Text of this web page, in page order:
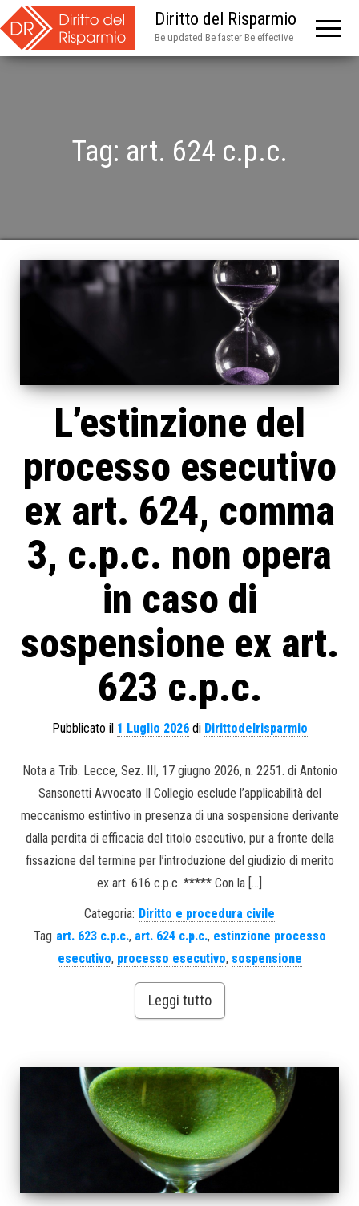
Diritto del Risparmio
Be updated Be faster Be effective
Tag: art. 624 c.p.c.
L’estinzione del
processo esecutivo
ex art. 624, comma
3, c.p.c. non opera
in caso di
sospensione ex art.
623 c.p.c.
Pubblicato il 1 Luglio 2026di Dirittodelrisparmio
Nota a Trib. Lecce, Sez. III, 17 giugno 2026, n. 2251. di Antonio
Sansonetti Avvocato Il Collegio esclude l’applicabilità del
meccanismo estintivo in presenza di una sospensione derivante
dalla perdita di efficacia del titolo esecutivo, pur a fronte della
fissazione del termine per l’introduzione del giudizio di merito
ex art. 616 c.p.c. ***** Con la […]
Categoria: Diritto e procedura civile
Tag art. 623 c.p.c., art. 624 c.p.c., estinzione processo
esecutivo, processo esecutivo, sospensione
Leggi tutto